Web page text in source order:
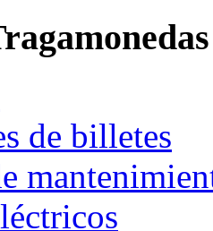
de billetes